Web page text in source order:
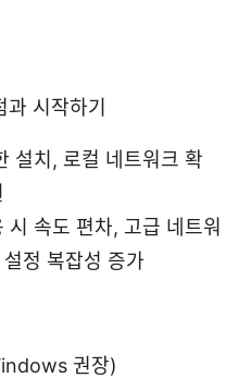
시작하기
설치, 로컬 네트워크 확
속도 편차, 고급 네트워
정 복잡성 증가
권장)